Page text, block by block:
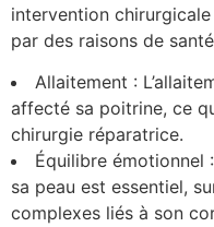
intervention
par des raisons de
Allaitement :
affecté sa poitrine, ce
chirurgie réparatrice.
Équilibre émotionnel
sa peau est essentiel,
complexes liés à son